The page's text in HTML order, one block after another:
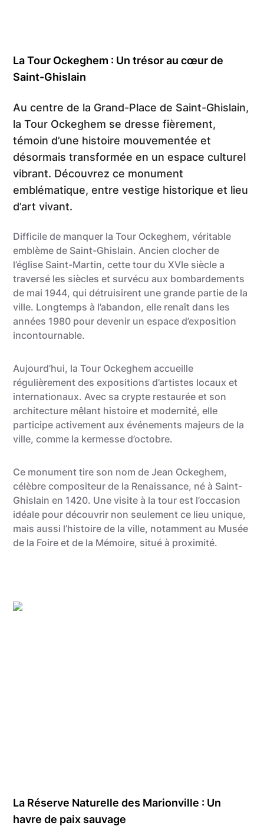
La Tour Ockeghem : Un trésor au cœur de
Saint-Ghislain
Au centre de la Grand-Place de Saint-Ghislain,
la Tour Ockeghem se dresse fièrement,
témoin d’une histoire mouvementée et
désormais transformée en un espace culturel
vibrant. Découvrez ce monument
emblématique, entre vestige historique et lieu
d’art vivant.
Difficile de manquer la Tour Ockeghem, véritable
emblème de Saint-Ghislain. Ancien clocher de
l’église Saint-Martin, cette tour du XVIe siècle a
traversé les siècles et survécu aux bombardements
de mai 1944, qui détruisirent une grande partie de la
ville. Longtemps à l’abandon, elle renaît dans les
années 1980 pour devenir un espace d’exposition
incontournable.
Aujourd’hui, la Tour Ockeghem accueille
régulièrement des expositions d’artistes locaux et
internationaux. Avec sa crypte restaurée et son
architecture mêlant histoire et modernité, elle
participe activement aux événements majeurs de la
ville, comme la kermesse d’octobre.
Ce monument tire son nom de Jean Ockeghem,
célèbre compositeur de la Renaissance, né à Saint-
Ghislain en 1420. Une visite à la tour est l’occasion
idéale pour découvrir non seulement ce lieu unique,
mais aussi l’histoire de la ville, notamment au Musée
de la Foire et de la Mémoire, situé à proximité.
La Réserve Naturelle des Marionville : Un
havre de paix sauvage